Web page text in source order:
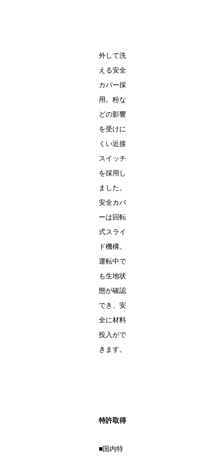
外して洗
える安全
カバー採
用。粉な
どの影響
を受けに
くい近接
スイッチ
を採用し
ました。
安全カバ
ーは回転
式スライ
ド機構。
運転中で
も生地状
態が確認
でき、安
全に材料
投入がで
きます。
特許取得
■国内特